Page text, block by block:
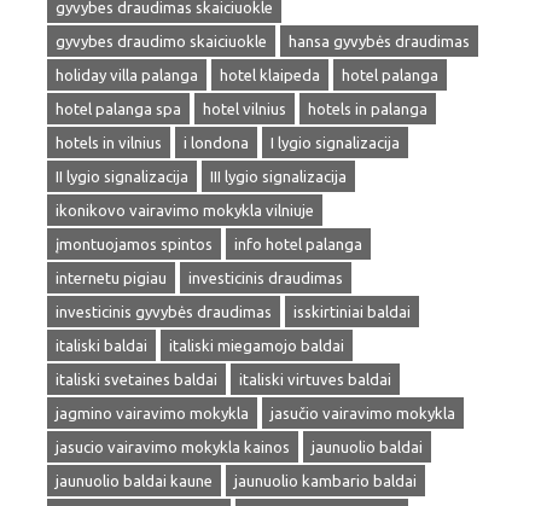
gyvybes draudimas skaiciuokle
gyvybes draudimo skaiciuokle
hansa gyvybės draudimas
holiday villa palanga
hotel klaipeda
hotel palanga
hotel palanga spa
hotel vilnius
hotels in palanga
hotels in vilnius
i londona
I lygio signalizacija
II lygio signalizacija
III lygio signalizacija
ikonikovo vairavimo mokykla vilniuje
įmontuojamos spintos
info hotel palanga
internetu pigiau
investicinis draudimas
investicinis gyvybės draudimas
isskirtiniai baldai
italiski baldai
italiski miegamojo baldai
italiski svetaines baldai
italiski virtuves baldai
jagmino vairavimo mokykla
jasučio vairavimo mokykla
jasucio vairavimo mokykla kainos
jaunuolio baldai
jaunuolio baldai kaune
jaunuolio kambario baldai